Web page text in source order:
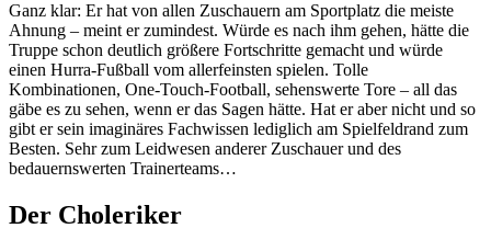
Ganz klar: Er hat von allen Zuschauern am Sportplatz die meiste
Ahnung – meint er zumindest. Würde es nach ihm gehen, hätte die
Truppe schon deutlich größere Fortschritte gemacht und würde
einen Hurra-Fußball vom allerfeinsten spielen. Tolle
Kombinationen, One-Touch-Football, sehenswerte Tore – all das
gäbe es zu sehen, wenn er das Sagen hätte. Hat er aber nicht und so
gibt er sein imaginäres Fachwissen lediglich am Spielfeldrand zum
Besten. Sehr zum Leidwesen anderer Zuschauer und des
bedauernswerten Trainerteams…
Der Choleriker